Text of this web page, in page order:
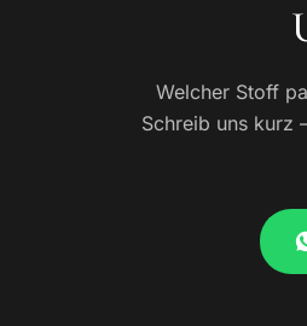
Welcher Stoff
Schreib uns kurz